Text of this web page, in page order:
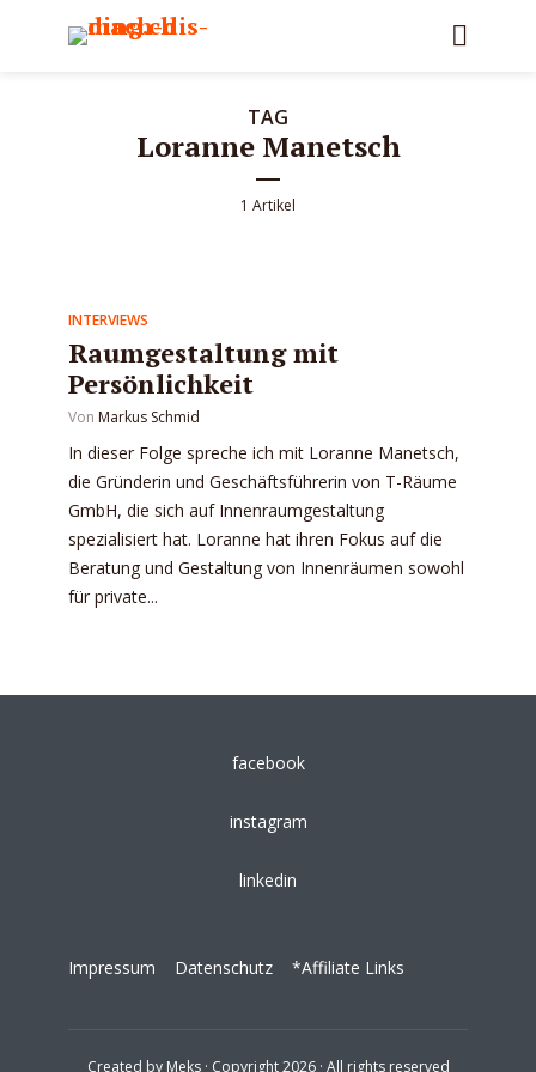
TAG
Loranne Manetsch
1 Artikel
INTERVIEWS
Raumgestaltung mit
Persönlichkeit
Von Markus Schmid
In dieser Folge spreche ich mit Loranne Manetsch,
die Gründerin und Geschäftsführerin von T-Räume
GmbH, die sich auf Innenraumgestaltung
spezialisiert hat. Loranne hat ihren Fokus auf die
Beratung und Gestaltung von Innenräumen sowohl
für private...
facebook
instagram
linkedin
Impressum Datenschutz *Affiliate Links
Created by Meks· Copyright 2026 · All rights reserved